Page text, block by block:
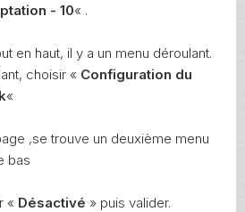
- 10« .
en haut, il y a un menu déroulant.
choisir « Configuration du
«
,se trouve un deuxième menu
bas
« Désactivé » puis valider.